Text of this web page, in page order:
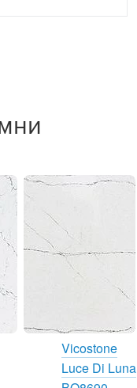
Vicostone
Luce Di Luna